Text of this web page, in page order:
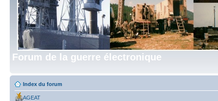
Forum de la guerre électronique
Index du forum
AGEAT